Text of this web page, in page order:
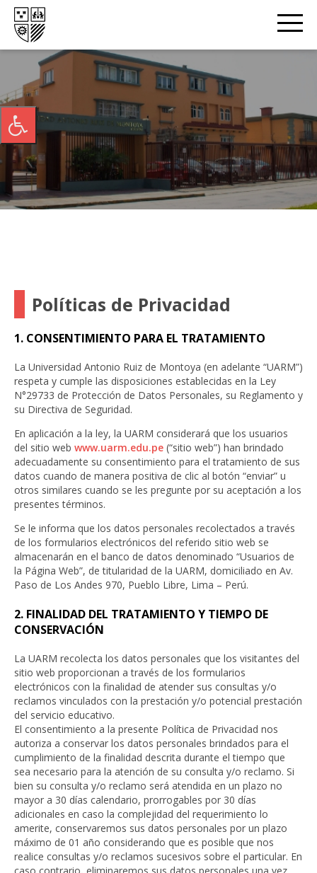
Políticas de Privacidad
1. CONSENTIMIENTO PARA EL TRATAMIENTO
La Universidad Antonio Ruiz de Montoya (en adelante “UARM”)
respeta y cumple las disposiciones establecidas en la Ley
N°29733 de Protección de Datos Personales, su Reglamento y
su Directiva de Seguridad.
En aplicación a la ley, la UARM considerará que los usuarios
del sitio web www.uarm.edu.pe (“sitio web”) han brindado
adecuadamente su consentimiento para el tratamiento de sus
datos cuando de manera positiva de clic al botón “enviar” u
otros similares cuando se les pregunte por su aceptación a los
presentes términos.
Se le informa que los datos personales recolectados a través
de los formularios electrónicos del referido sitio web se
almacenarán en el banco de datos denominado “Usuarios de
la Página Web”, de titularidad de la UARM, domiciliado en Av.
Paso de Los Andes 970, Pueblo Libre, Lima – Perú.
2. FINALIDAD DEL TRATAMIENTO Y TIEMPO DE
CONSERVACIÓN
La UARM recolecta los datos personales que los visitantes del
sitio web proporcionan a través de los formularios
electrónicos con la finalidad de atender sus consultas y/o
reclamos vinculados con la prestación y/o potencial prestación
del servicio educativo.
El consentimiento a la presente Política de Privacidad nos
autoriza a conservar los datos personales brindados para el
cumplimiento de la finalidad descrita durante el tiempo que
sea necesario para la atención de su consulta y/o reclamo. Si
bien su consulta y/o reclamo será atendida en un plazo no
mayor a 30 días calendario, prorrogables por 30 días
adicionales en caso la complejidad del requerimiento lo
amerite, conservaremos sus datos personales por un plazo
máximo de 01 año considerando que es posible que nos
realice consultas y/o reclamos sucesivos sobre el particular. En